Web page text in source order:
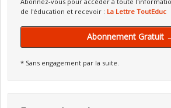
de l'éducation et recevoir : La Lettre ToutEduc
Abonnement Gratuit
* Sans engagement par la suite.